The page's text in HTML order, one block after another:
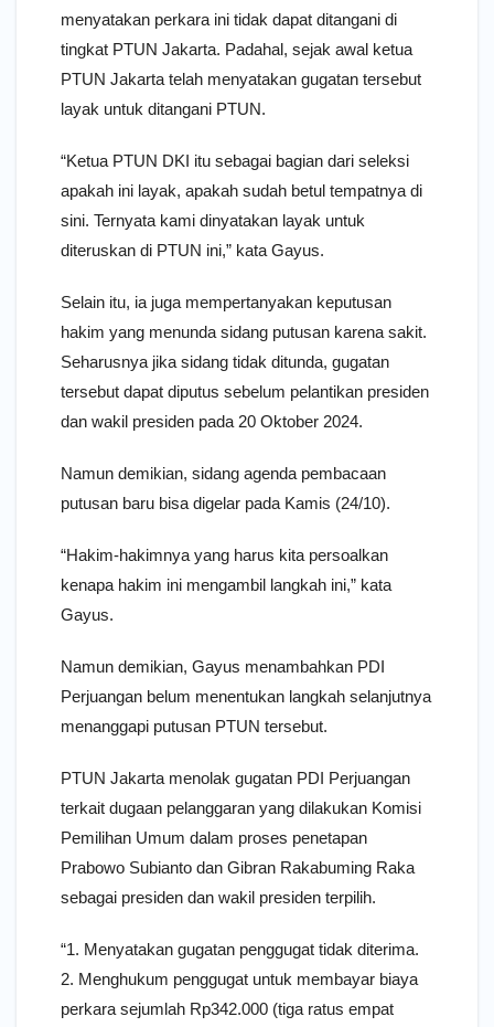
menyatakan perkara ini tidak dapat ditangani di
tingkat PTUN Jakarta. Padahal, sejak awal ketua
PTUN Jakarta telah menyatakan gugatan tersebut
layak untuk ditangani PTUN.
“Ketua PTUN DKI itu sebagai bagian dari seleksi
apakah ini layak, apakah sudah betul tempatnya di
sini. Ternyata kami dinyatakan layak untuk
diteruskan di PTUN ini,” kata Gayus.
Selain itu, ia juga mempertanyakan keputusan
hakim yang menunda sidang putusan karena sakit.
Seharusnya jika sidang tidak ditunda, gugatan
tersebut dapat diputus sebelum pelantikan presiden
dan wakil presiden pada 20 Oktober 2024.
Namun demikian, sidang agenda pembacaan
putusan baru bisa digelar pada Kamis (24/10).
“Hakim-hakimnya yang harus kita persoalkan
kenapa hakim ini mengambil langkah ini,” kata
Gayus.
Namun demikian, Gayus menambahkan PDI
Perjuangan belum menentukan langkah selanjutnya
menanggapi putusan PTUN tersebut.
PTUN Jakarta menolak gugatan PDI Perjuangan
terkait dugaan pelanggaran yang dilakukan Komisi
Pemilihan Umum dalam proses penetapan
Prabowo Subianto dan Gibran Rakabuming Raka
sebagai presiden dan wakil presiden terpilih.
“1. Menyatakan gugatan penggugat tidak diterima.
2. Menghukum penggugat untuk membayar biaya
perkara sejumlah Rp342.000 (tiga ratus empat